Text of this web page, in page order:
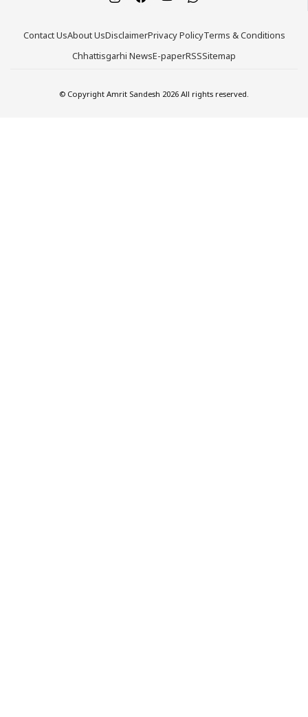
Contact UsAbout UsDisclaimerPrivacy PolicyTerms & Conditions
Chhattisgarhi NewsE-paperRSSSitemap
© Copyright Amrit Sandesh 2026 All rights reserved.